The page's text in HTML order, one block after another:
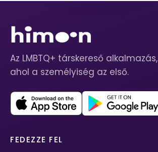
Az LMBTQ+ társkereső alkalmazás,
ahol a személyiség az első.
FEDEZZE FEL